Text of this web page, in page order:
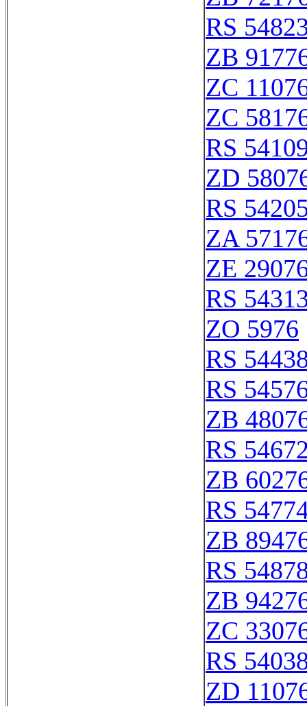
RS
ZB
ZC
ZC
RS
ZD
RS
ZA
ZE
RS
ZO 5976
RS
RS
ZB
RS
ZB
RS
ZB
RS
ZB
ZC
RS
ZD